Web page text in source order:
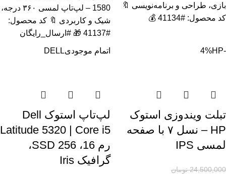
بازی، طراحی و برنامه‌نویسی 🔖
کد محصول: #41134 💰
1580 – لپ‌تاپ لمسی ۳۶۰ درجه،
شیک و کاربردی 🔖 کد محصول:
#41137 🎁 #ارسال_رایگان
-4%
HP
تبلت ویندوزی استوک
HP – نسل ۷ با صفحه
لمسی IPS
24,500,000 تومان
اتمام موجودیDELL
لپ‌تاپ استوک Dell
Latitude 5320 | Core i5
رم 16، SSD 256،
گرافیک Iris